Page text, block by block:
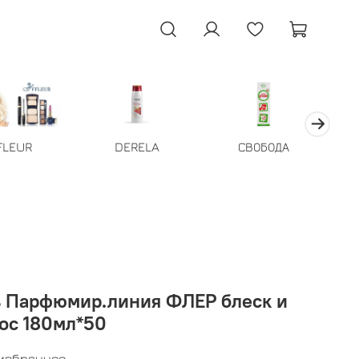
DERELA СВОБОДА
Парфюмир.линия ФЛЕР блеск и
180мл*50